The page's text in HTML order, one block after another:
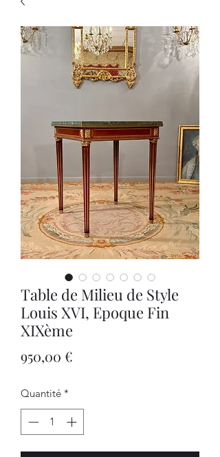
Table de Milieu de Style
Louis XVI, Epoque Fin
XIXème
950,00 €
Quantité *